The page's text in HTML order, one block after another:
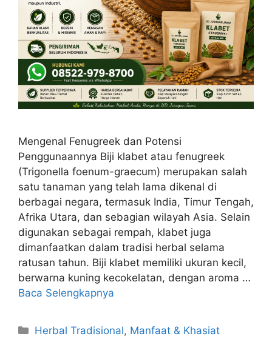
Mengenal Fenugreek dan Potensi
Penggunaannya Biji klabet atau fenugreek
(Trigonella foenum-graecum) merupakan salah
satu tanaman yang telah lama dikenal di
berbagai negara, termasuk India, Timur Tengah,
Afrika Utara, dan sebagian wilayah Asia. Selain
digunakan sebagai rempah, klabet juga
dimanfaatkan dalam tradisi herbal selama
ratusan tahun. Biji klabet memiliki ukuran kecil,
berwarna kuning kecokelatan, dengan aroma …
Baca Selengkapnya
Kategori
Herbal Tradisional, Manfaat & Khasiat